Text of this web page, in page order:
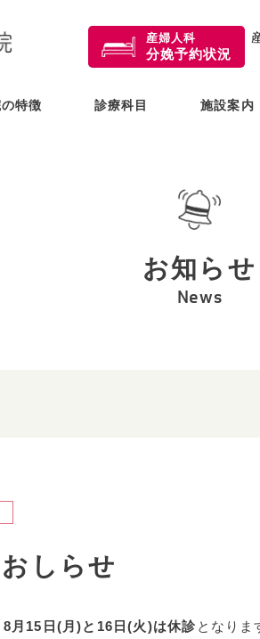
特徴 診療科目
産婦人科
小
施設案内
産婦人科
分娩予約状況
お知らせ
News
しらせ
8月15日(月)と16日(火)は休診 となりま